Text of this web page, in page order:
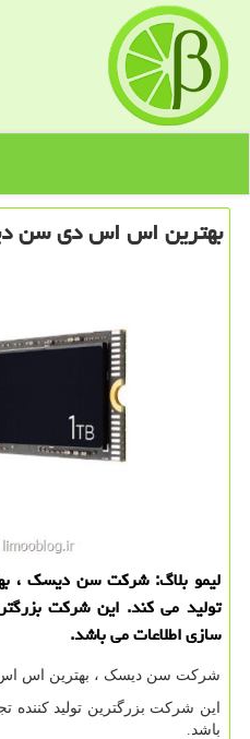
بهترین اس اس دی سن
لیمو بلاگ: شركت سن دیسك ،
تولید می كند. این شركت
سازی اطلاعات می باشد.
شرکت سن دیسک ، بهترین اس اس
این شرکت بزرگترین تولید
باشد.